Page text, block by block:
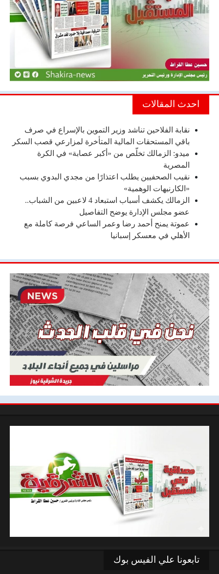
احدث المقالات
نقابة الفلاحين تناشد وزير التموين بالإسراع في صرف
باقي المستحقات المالية المتأخرة لمزارعي قصب السكر
ميدو: الزمالك تخلّص من «أكبر عصابة» في الكرة
المصرية
نقيب الصحفيين يطلب اعتذارًا من مجدي البدوي بسبب
«الكارنيهات الوهمية»
الزمالك يكشف أسباب استبعاد 4 لاعبين من الشباب..
عضو مجلس الإدارة يوضح التفاصيل
عموتة يمنح أحمد رضا وعمر الساعي فرصة كاملة مع
الأهلي في معسكر إسبانيا
تابعونا علي الفيس بوك